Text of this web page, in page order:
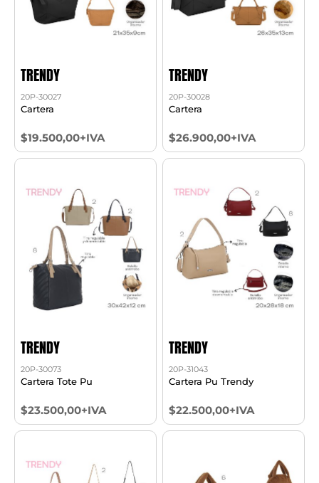
TRENDY
20P-30027
Cartera
$19.500,00+IVA
TRENDY
20P-30028
Cartera
$26.900,00+IVA
TRENDY
20P-30073
Cartera Tote Pu
$23.500,00+IVA
TRENDY
20P-31043
Cartera Pu Trendy
$22.500,00+IVA